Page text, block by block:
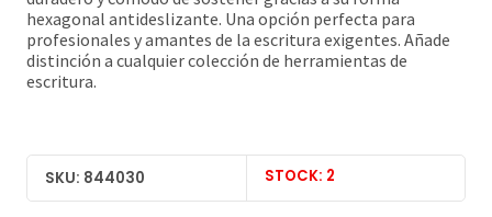
hexagonal antideslizante. Una opción perfecta para
profesionales y amantes de la escritura exigentes. Añade
distinción a cualquier colección de herramientas de
escritura.
SKU: 844030 STOCK: 2